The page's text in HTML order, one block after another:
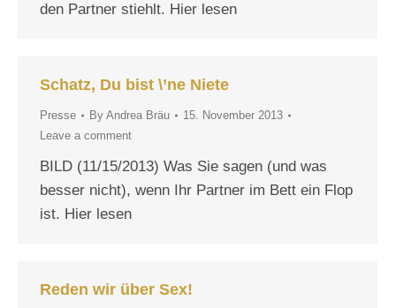
den Partner stiehlt. Hier lesen
Schatz, Du bist \’ne Niete
Presse By Andrea Bräu
15. November 2013
Leave a comment
BILD (11/15/2013) Was Sie sagen (und was
besser nicht), wenn Ihr Partner im Bett ein Flop
ist. Hier lesen
Reden wir über Sex!